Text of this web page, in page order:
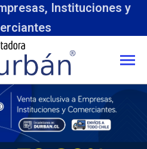
Instituciones y